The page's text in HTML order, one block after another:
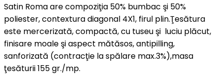
Satin Roma are compoziţia 50% bumbac şi 50%
poliester, contextura diagonal 4X1, firul plin.Ţesătura
este mercerizată, compactă, cu tuseu şi luciu plăcut,
finisare moale şi aspect mătăsos, antipilling,
sanforizată (contracţie la spălare max.3%),masa
ţesăturii 155 gr./mp.